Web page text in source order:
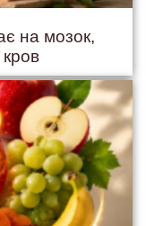
на мозок,